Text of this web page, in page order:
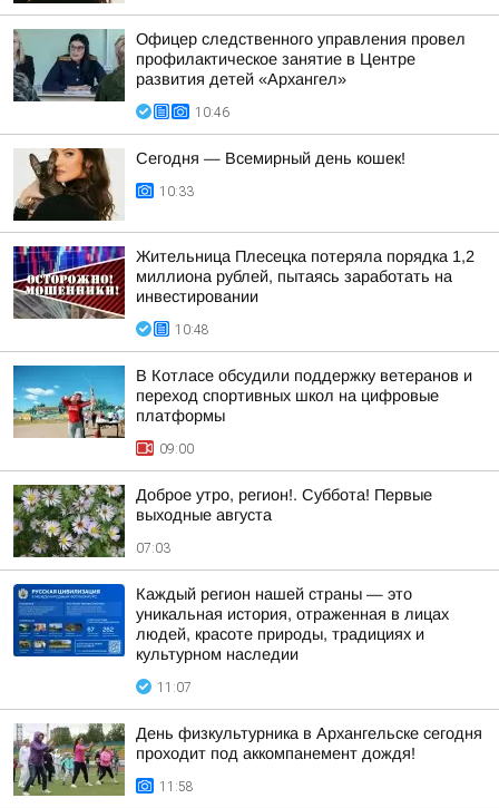
Офицер следственного управления провел
профилактическое занятие в Центре
развития детей «Архангел»
10:46
Сегодня — Всемирный день кошек!
10:33
Жительница Плесецка потеряла порядка 1,2
миллиона рублей, пытаясь заработать на
инвестировании
10:48
В Котласе обсудили поддержку ветеранов и
переход спортивных школ на цифровые
платформы
09:00
Доброе утро, регион!. Суббота! Первые
выходные августа
07:03
Каждый регион нашей страны — это
уникальная история, отраженная в лицах
людей, красоте природы, традициях и
культурном наследии
11:07
День физкультурника в Архангельске сегодня
проходит под аккомпанемент дождя!
11:58